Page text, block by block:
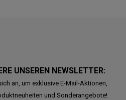
UNSEREN NEWSLETTER:
an, um exklusive E-Mail-Aktionen,
und Sonderangebote!